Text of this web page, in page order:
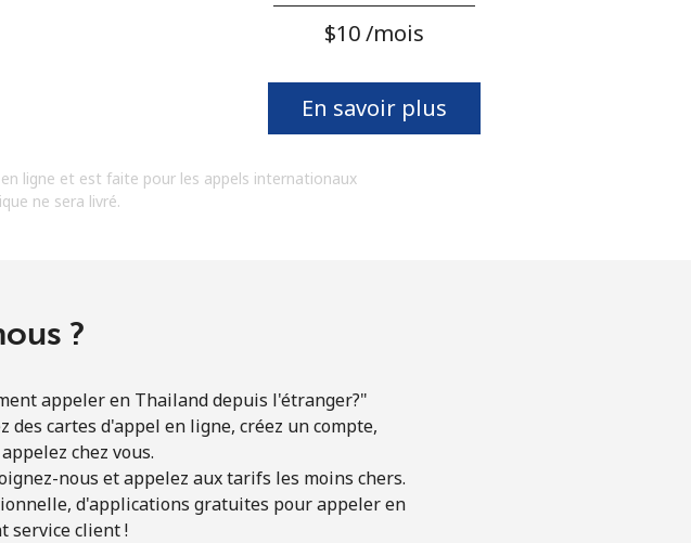
j'accepte les
VOUS →
⁦$10⁩ /mois
En savoir plus
ligne et est faite pour les appels internationaux
ne sera livré.
?
appeler en Thailand depuis l'étranger?"
des cartes d'appel en ligne, créez un compte,
chez vous.
nous et appelez aux tarifs les moins chers.
d'applications gratuites pour appeler en
service client !